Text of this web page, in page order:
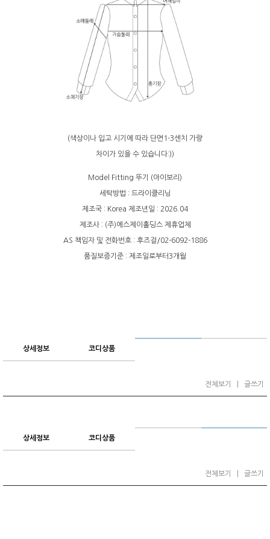
(색상이나 입고 시기에 따라 단면1-3센치 가량
차이가 있을 수 있습니다:))
Model Fitting 뚜기 (아이보리)
세탁방법 : 드라이클리닝
제조국 : Korea 제조년일 : 2026.04
제조사 : (주)에스제이홀딩스 제휴업체
AS 책임자 및 전화번호 : 후즈걸/02-6092-1886
품질보증기준 : 제조일로부터3개월
상세정보 코디상품
전체보기 글쓰기
상세정보 코디상품
전체보기 글쓰기